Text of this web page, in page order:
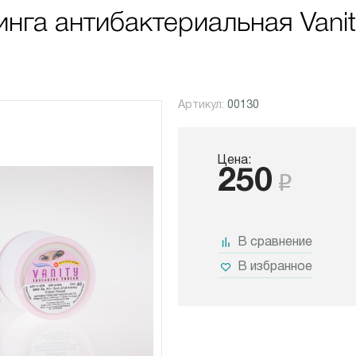
антибактериальная
Артикул: 00130
Цена:
250
В сравнение
В избранное